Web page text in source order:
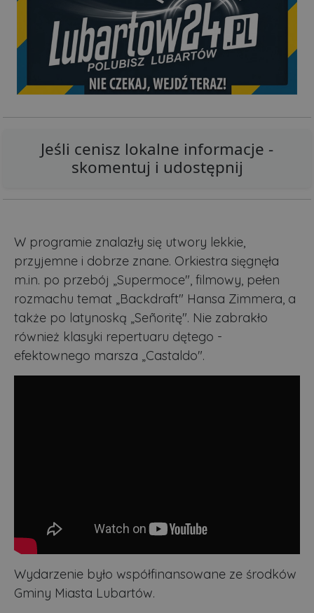
Jeśli cenisz lokalne informacje -
skomentuj i udostępnij
W programie znalazły się utwory lekkie,
przyjemne i dobrze znane. Orkiestra sięgnęła
m.in. po przebój „Supermoce", filmowy, pełen
rozmachu temat „Backdraft" Hansa Zimmera, a
także po latynoską „Señoritę". Nie zabrakło
również klasyki repertuaru dętego -
efektownego marsza „Castaldo".
Wydarzenie było współfinansowane ze środków
Gminy Miasta Lubartów.